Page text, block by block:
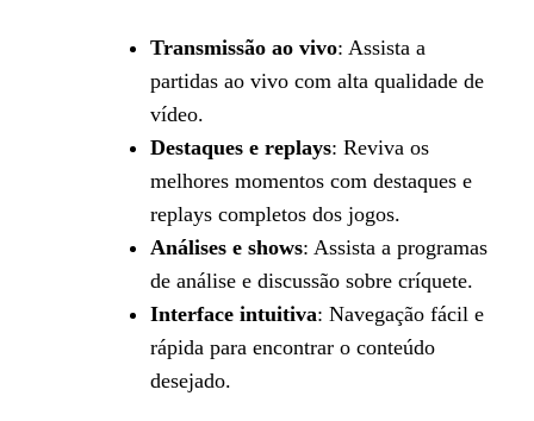
Transmissão ao vivo: Assista a
partidas ao vivo com alta qualidade de
vídeo.
Destaques e replays: Reviva os
melhores momentos com destaques e
replays completos dos jogos.
Análises e shows: Assista a programas
de análise e discussão sobre críquete.
Interface intuitiva: Navegação fácil e
rápida para encontrar o conteúdo
desejado.